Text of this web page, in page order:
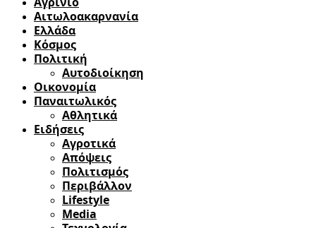
Αιτωλοακαρνανία
Ελλάδα
Κόσμος
Πολιτική
Αυτοδιοίκηση
Οικονομία
Παναιτωλικός
Αθλητικά
Ειδήσεις
Αγροτικά
Απόψεις
Πολιτισμός
Περιβάλλον
Lifestyle
Media